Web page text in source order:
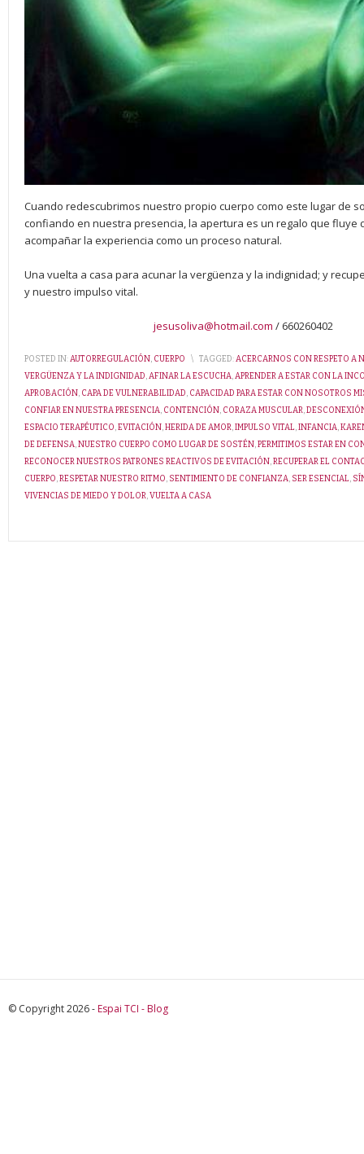
Cuando redescubrimos nuestro propio cuerpo como este lugar de
confiando en nuestra presencia, la apertura es un regalo que fluye
acompañar la experiencia como un proceso natural.
Una vuelta a casa para acunar la vergüenza y la indignidad; y
y nuestro impulso vital.
jesusoliva@hotmail.com / 660260402
POSTED IN:AUTORREGULACIÓN, CUERPO \ TAGGED:ACERCARNOS CON RESPETO A
VERGÜENZA Y LA INDIGNIDAD,AFINAR LA ESCUCHA,APRENDER A ESTAR CON LA
APROBACIÓN, CAPA DE VULNERABILIDAD, CAPACIDAD PARA ESTAR CON NOSOTROS
CONFIAR EN NUESTRA PRESENCIA, CONTENCIÓN, CORAZA MUSCULAR,
ESPACIO TERAPÉUTICO,EVITACIÓN,HERIDA DE AMOR,IMPULSO VITAL,INFANCIA,
DE DEFENSA,NUESTRO CUERPO COMO LUGAR DE SOSTÉN,PERMITIMOS ESTAR EN
RECONOCER NUESTROS PATRONES REACTIVOS DE EVITACIÓN,RECUPERAR EL
CUERPO,RESPETAR NUESTRO RITMO, SENTIMIENTO DE CONFIANZA, SER ESENCIAL,
VIVENCIAS DE MIEDO Y DOLOR,VUELTA A CASA
© Copyright 2026 - Espai TCI - Blog